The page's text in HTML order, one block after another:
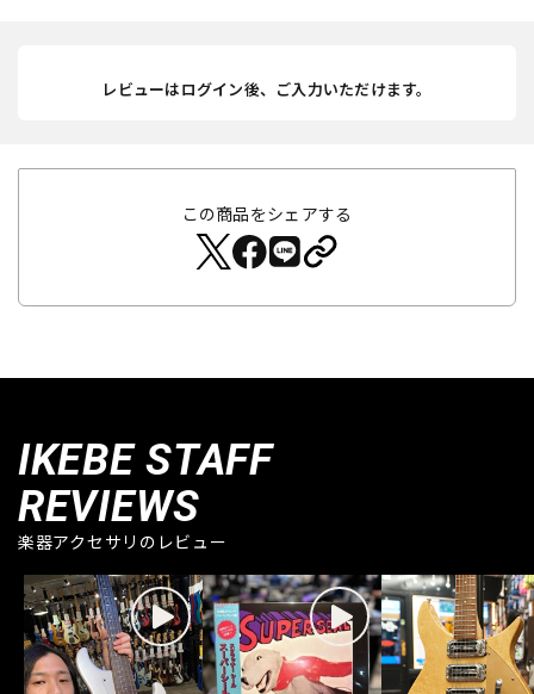
レビューはログイン後、ご入力いただけます。
この商品をシェアする
IKEBE STAFF
REVIEWS
楽器アクセサリのレビュー